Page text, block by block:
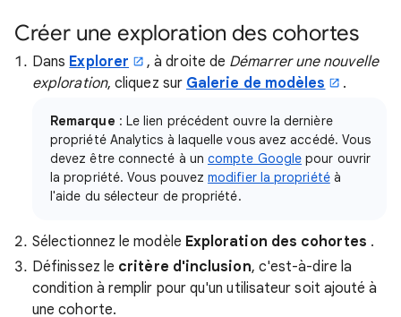
Créer une exploration des cohortes
Dans Explorer , à droite de Démarrer une nouvelle
exploration, cliquez sur Galerie de modèles .
Remarque : Le lien précédent ouvre la dernière
propriété Analytics à laquelle vous avez accédé. Vous
devez être connecté à uncompte Google pour ouvrir
la propriété. Vous pouvezmodifier la propriétéà
l'aide du sélecteur de propriété.
Sélectionnez le modèle Exploration des cohortes .
Définissez le critère d'inclusion, c'est-à-dire la
condition à remplir pour qu'un utilisateur soit ajouté à
une cohorte.